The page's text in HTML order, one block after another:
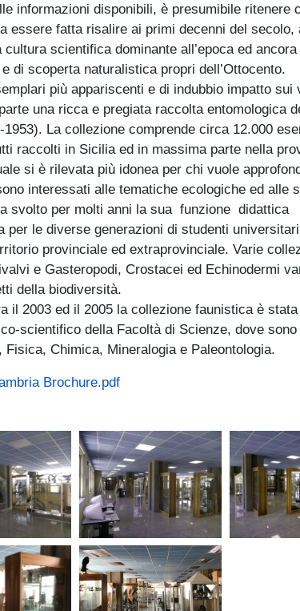
informazioni disponibili, è presumibile ritenere
essere fatta risalire ai primi decenni del
scientifica dominante all’epoca ed
e di scoperta naturalistica propri dell’Ottocento.
più appariscenti e di indubbio impatto
una ricca e pregiata raccolta entomologica
1953). La collezione comprende circa 12.000
raccolti in Sicilia ed in massima parte nella
si è rilevata più idonea per chi vuole
interessati alle tematiche ecologiche ed alle
svolto per molti anni la sua funzione didattica
per le diverse generazioni di studenti
provinciale ed extraprovinciale. Varie
e Gasteropodi, Crostacei ed Echinodermi
della biodiversità.
il 2003 ed il 2005 la collezione faunistica è
scientifico della Facoltà di Scienze, dove
Fisica, Chimica, Mineralogia e Paleontologia.
Brochure.pdf